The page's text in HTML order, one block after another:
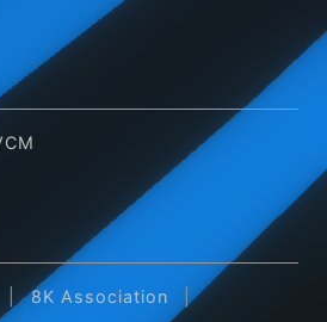
8K Association